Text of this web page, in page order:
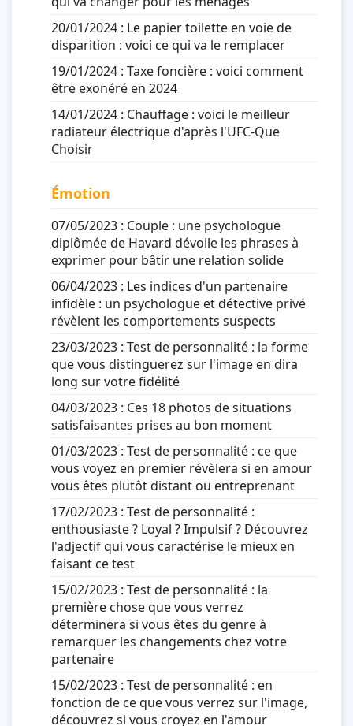
20/01/2024 : Le papier toilette en voie de
disparition : voici ce qui va le remplacer
19/01/2024 : Taxe foncière : voici comment
être exonéré en 2024
14/01/2024 : Chauffage : voici le meilleur
radiateur électrique d'après l'UFC-Que
Choisir
Émotion
07/05/2023 : Couple : une psychologue
diplômée de Havard dévoile les phrases à
exprimer pour bâtir une relation solide
06/04/2023 : Les indices d'un partenaire
infidèle : un psychologue et détective privé
révèlent les comportements suspects
23/03/2023 : Test de personnalité : la forme
que vous distinguerez sur l'image en dira
long sur votre fidélité
04/03/2023 : Ces 18 photos de situations
satisfaisantes prises au bon moment
01/03/2023 : Test de personnalité : ce que
vous voyez en premier révèlera si en amour
vous êtes plutôt distant ou entreprenant
17/02/2023 : Test de personnalité :
enthousiaste ? Loyal ? Impulsif ? Découvrez
l'adjectif qui vous caractérise le mieux en
faisant ce test
15/02/2023 : Test de personnalité : la
première chose que vous verrez
déterminera si vous êtes du genre à
remarquer les changements chez votre
partenaire
15/02/2023 : Test de personnalité : en
fonction de ce que vous verrez sur l'image,
découvrez si vous croyez en l'amour